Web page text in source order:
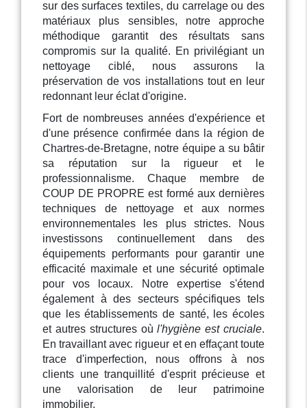
sur des surfaces textiles, du carrelage ou des
matériaux plus sensibles, notre approche
méthodique garantit des résultats sans
compromis sur la qualité. En privilégiant un
nettoyage ciblé, nous assurons la
préservation de vos installations tout en leur
redonnant leur éclat d'origine.
Fort de nombreuses années d'expérience et
d'une présence confirmée dans la région de
Chartres-de-Bretagne, notre équipe a su bâtir
sa réputation sur la rigueur et le
professionnalisme. Chaque membre de
COUP DE PROPRE est formé aux dernières
techniques de nettoyage et aux normes
environnementales les plus strictes. Nous
investissons continuellement dans des
équipements performants pour garantir une
efficacité maximale et une sécurité optimale
pour vos locaux. Notre expertise s'étend
également à des secteurs spécifiques tels
que les établissements de santé, les écoles
et autres structures oùl'hygiène est cruciale.
En travaillant avec rigueur et en effaçant toute
trace d'imperfection, nous offrons à nos
clients une tranquillité d'esprit précieuse et
une valorisation de leur patrimoine
immobilier.